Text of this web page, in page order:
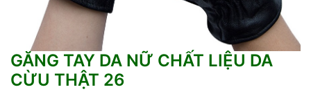
GĂNG TAY DA NỮ CHẤT LIỆU DA
CỪU THẬT 26